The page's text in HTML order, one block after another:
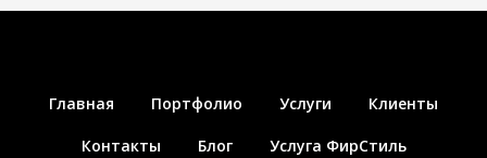
Главная Портфолио Услуги Клиенты
Контакты Блог Услуга ФирСтиль